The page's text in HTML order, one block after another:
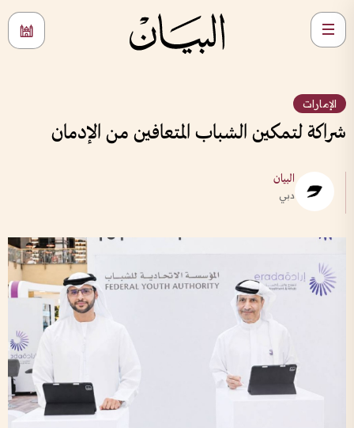
الإمارات
شراكة لتمكين الشباب المتعافين من الإدمان
البيان
دبي